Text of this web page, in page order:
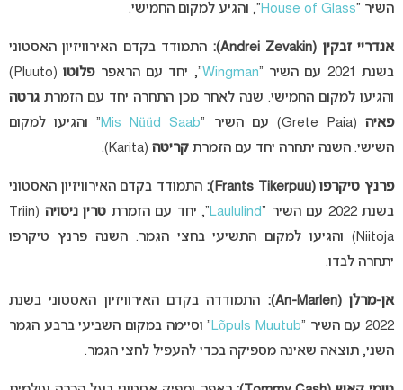
השיר “House of Glass“, והגיע למקום החמישי.
אנדריי זבקין (Andrei Zevakin):
התמודד בקדם האירוויזיון האסטוני
בשנת 2021 עם השיר “
Wingman“, יחד עם הראפרפלוטו
(Pluuto)
והגיעו למקום החמישי. שנה לאחר מכן התחרה יחד עם הזמרת גרטה
פאיה(Grete Paia) עם השיר “ Mis Nüüd Saab” והגיעו למקום
השישי. השנה יתחרה יחד עם הזמרת קריטה (Karita).
פרנץ טיקרפו (Frants Tikerpuu):
התמודד בקדם האירוויזיון האסטוני
בשנת 2022 עם השיר “
Laululind“, יחד עם הזמרת טרין ניטויה
(Triin
Niitoja) והגיעו למקום התשיעי בחצי הגמר. השנה פרנץ טיקרפו
יתחרה לבדו.
אן-מרלן (An-Marlen):
התמודדה בקדם האירוויזיון האסטוני בשנת
2022 עם השיר “
Lõpuls Muutub” וסיימה במקום השביעי ברבע הגמר
השני, תוצאה שאינה מספיקה בכדי להעפיל לחצי הגמר.